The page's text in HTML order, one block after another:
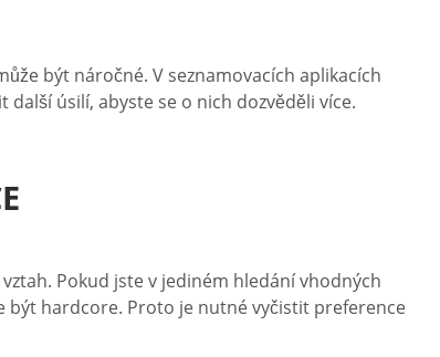
být náročné. V seznamovacích aplikacích
úsilí, abyste se o nich dozvěděli více.
Pokud jste v jediném hledání vhodných
být hardcore. Proto je nutné vyčistit preference